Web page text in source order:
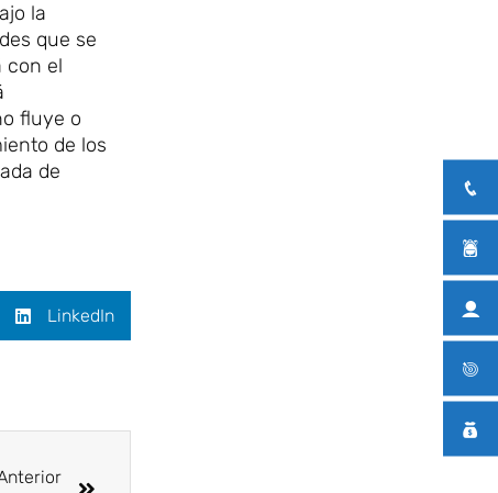
la
que se
con el
fluye o
de los
de
LinkedIn